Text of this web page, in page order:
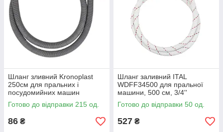
Шланг зливний Kronoplast
250см для пральних і
посудомийних машин
Готово до відправки 215 од.
86 ₴
Шланг заливний ITAL
WDFF34500 для пральної
машини, 500 см, 3/4''
Готово до відправки 50 од.
527 ₴